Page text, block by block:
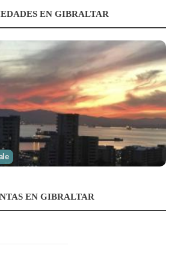
EN GIBRALTAR
EN GIBRALTAR